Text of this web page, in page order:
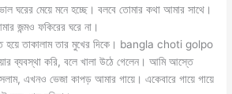
ঘরের মেয়ে মনে হচ্ছে। বলবে তোমার কথা আমার সাথে।
জন্মও ফকিরের ঘরে না।
হয়ে তাকালাম তার মুখের দিকে। bangla choti golpo
ব্যবস্থা করি, বলে খালা উঠে গেলেন। আমি আস্তে
এখনও ভেজা কাপড় আমার গায়ে। একেবারে গায়ে গায়ে